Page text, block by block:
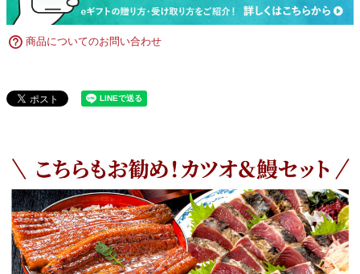
商品についてのお問い合わせ